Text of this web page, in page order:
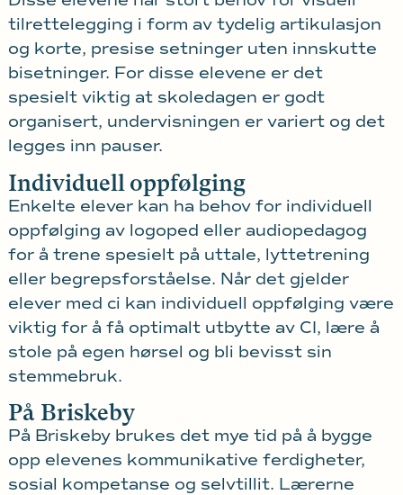
tilrettelegging i form av tydelig artikulasjon
og korte, presise setninger uten innskutte
bisetninger. For disse elevene er det
spesielt viktig at skoledagen er godt
organisert, undervisningen er variert og det
legges inn pauser.
Individuell oppfølging
Enkelte elever kan ha behov for individuell
oppfølging av logoped eller audiopedagog
for å trene spesielt på uttale, lyttetrening
eller begrepsforståelse. Når det gjelder
elever med ci kan individuell oppfølging være
viktig for å få optimalt utbytte av CI, lære å
stole på egen hørsel og bli bevisst sin
stemmebruk.
På Briskeby
På Briskeby brukes det mye tid på å bygge
opp elevenes kommunikative ferdigheter,
sosial kompetanse og selvtillit. Lærerne